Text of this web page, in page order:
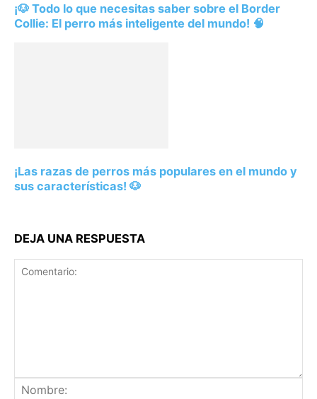
¡🐶 Todo lo que necesitas saber sobre el Border
Collie: El perro más inteligente del mundo! 🧠
¡Las razas de perros más populares en el mundo y
sus características! 🐶
DEJA UNA RESPUESTA